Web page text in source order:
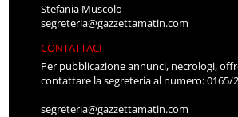
Stefania Muscolo
segreteria@gazzettamatin.com
CONTATTACI
Per pubblicazione annunci, necrologi,
contattare la segreteria al numero: 0165/
segreteria@gazzettamatin.com